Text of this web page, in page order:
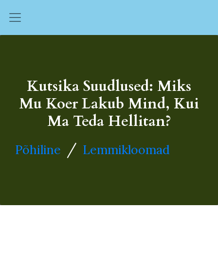
Kutsika Suudlused: Miks
Mu Koer Lakub Mind, Kui
Ma Teda Hellitan?
Põhiline / Lemmikloomad